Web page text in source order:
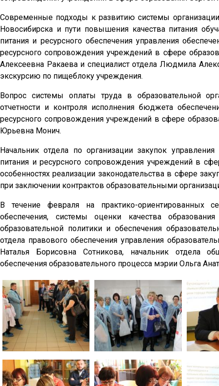
Современные подходы к развитию системы
Новосибирска и пути повышения качества питания
питания и ресурсного обеспечения управления
ресурсного сопровождения учреждений в сфере
Алексеевна Ракаева и специалист отдела Людмила
экскурсию по пищеблоку учреждения.
Вопрос системы оплаты труда в образовательной
отчетности и контроля исполнения бюджета
ресурсного сопровождения учреждений в сфере
Юрьевна Монич.
Начальник отдела по организации закупок
питания и ресурсного сопровождения учреждений в
особенностях реализации законодательства в сфере
при заключении контрактов образовательными
В течение февраля на практико-ориентированных
обеспечения, системы оценки качества
образовательной политики и обеспечения
отдела правового обеспечения управления
Наталья Борисовна Сотникова, начальник отдела
обеспечения образовательного процесса мэрии Ольга